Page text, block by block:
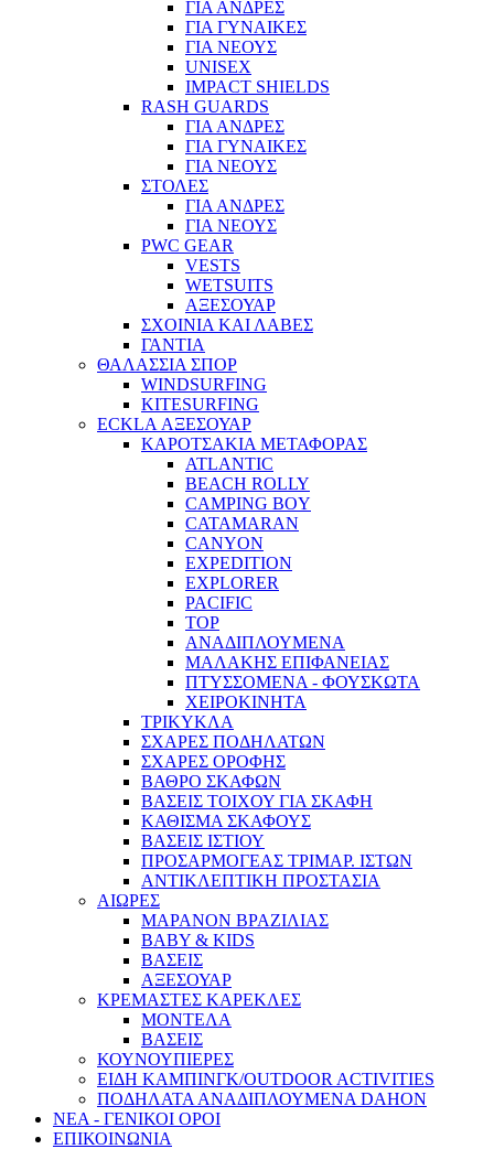
ΓΙΑ ΑΝΔΡΕΣ
ΓΙΑ ΓΥΝΑΙΚΕΣ
ΓΙΑ ΝΕΟΥΣ
UNISEX
IMPACT SHIELDS
RASH GUARDS
ΓΙΑ ΑΝΔΡΕΣ
ΓΙΑ ΓΥΝΑΙΚΕΣ
ΓΙΑ ΝΕΟΥΣ
ΣΤΟΛΕΣ
ΓΙΑ ΑΝΔΡΕΣ
ΓΙΑ ΝΕΟΥΣ
PWC GEAR
VESTS
WETSUITS
ΑΞΕΣΟΥΑΡ
ΣΧΟΙΝΙΑ ΚΑΙ ΛΑΒΕΣ
ΓΑΝΤΙΑ
ΘΑΛΑΣΣΙΑ ΣΠΟΡ
WINDSURFING
KITESURFING
ECKLA ΑΞΕΣΟΥΑΡ
ΚΑΡΟΤΣΑΚΙΑ ΜΕΤΑΦΟΡΑΣ
ATLANTIC
BEACH ROLLY
CAMPING BOY
CATAMARAN
CANYON
EXPEDITION
EXPLORER
PACIFIC
TOP
ΑΝΑΔΙΠΛΟΥΜΕΝΑ
ΜΑΛΑΚΗΣ ΕΠΙΦΑΝΕΙΑΣ
ΠΤΥΣΣΟΜΕΝΑ - ΦΟΥΣΚΩΤΑ
ΧΕΙΡΟΚΙΝΗΤΑ
ΤΡΙΚΥΚΛΑ
ΣΧΑΡΕΣ ΠΟΔΗΛΑΤΩΝ
ΣΧΑΡΕΣ ΟΡΟΦΗΣ
ΒΑΘΡΟ ΣΚΑΦΩΝ
ΒΑΣΕΙΣ ΤΟΙΧΟΥ ΓΙΑ ΣΚΑΦΗ
ΚΑΘΙΣΜΑ ΣΚΑΦΟΥΣ
ΒΑΣΕΙΣ ΙΣΤΙΟΥ
ΠΡΟΣΑΡΜΟΓΕΑΣ ΤΡΙΜΑΡ. ΙΣΤΩΝ
ΑΝΤΙΚΛΕΠΤΙΚΗ ΠΡΟΣΤΑΣΙΑ
ΑΙΩΡΕΣ
ΜΑΡΑΝΟΝ ΒΡΑΖΙΛΙΑΣ
BABY & KIDS
ΒΑΣΕΙΣ
ΑΞΕΣΟΥΑΡ
ΚΡΕΜΑΣΤΕΣ ΚΑΡΕΚΛΕΣ
ΜΟΝΤΕΛΑ
ΒΑΣΕΙΣ
ΚΟΥΝΟΥΠΙΕΡΕΣ
ΕΙΔΗ ΚΑΜΠΙΝΓΚ/OUTDOOR ACTIVITIES
ΠΟΔΗΛΑΤΑ ΑΝΑΔΙΠΛΟΥΜΕΝΑ DAHON
ΝΕΑ - ΓΕΝΙΚΟΙ ΟΡΟΙ
ΕΠΙΚΟΙΝΩΝΙΑ